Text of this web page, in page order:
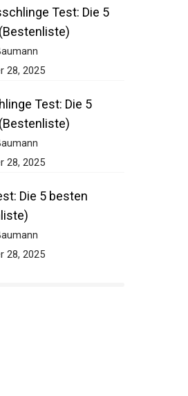
Test: Die 5
2025
Test: Die 5
2025
Die 5 besten
2025